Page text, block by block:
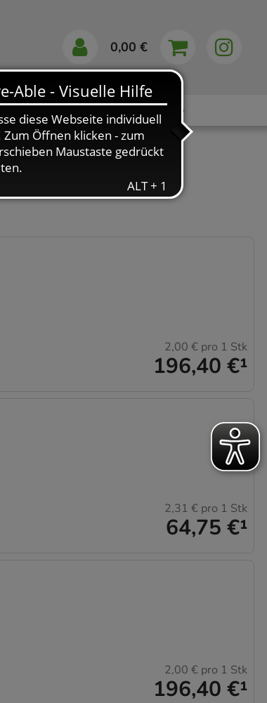
0,00 €
Markenshops Ratgeber App
196,40 €¹
2,00 € pro 1 Stk
64,75 €¹
2,31 € pro 1 Stk
196,40 €¹
2,00 € pro 1 Stk